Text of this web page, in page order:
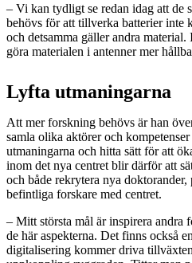
– Vi kan tydligt se redan idag att de
behövs för att tillverka batterier inte
och detsamma gäller andra
göra materialen i antenner mer
Lyfta utmaningarna
Att mer forskning behövs är han
samla olika aktörer och
utmaningarna och hitta sätt för att
inom det nya centret blir därför att
och både rekrytera nya doktorander,
befintliga forskare med centret.
– Mitt största mål är inspirera andra
de här aspekterna. Det finns också
digitalisering kommer driva